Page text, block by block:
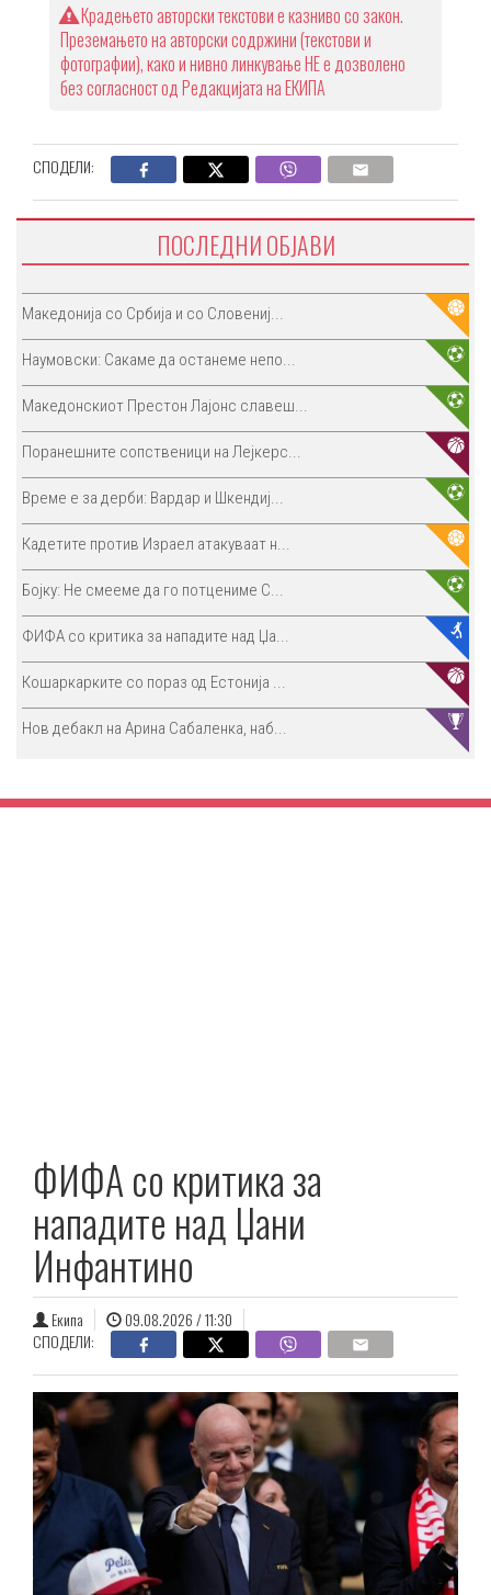
Крадењето авторски текстови е казниво со закон.
Преземањето на авторски содржини (текстови и
фотографии), како и нивно линкување НЕ е дозволено
без согласност од Редакцијата на ЕКИПА
СПОДЕЛИ:
ПОСЛЕДНИ ОБЈАВИ
Македонија со Србија и со Словениј...
Наумовски: Сакаме да останеме непо...
Македонскиот Престон Лајонс славеш...
Поранешните сопственици на Лејкерс...
Време е за дерби: Вардар и Шкендиј...
Кадетите против Израел атакуваат н...
Бојку: Не смееме да го потцениме С...
ФИФА со критика за нападите над Џа...
Кошаркарките со пораз од Естонија ...
Нов дебакл на Арина Сабаленка, наб...
ФИФА со критика за
нападите над Џани
Инфантино
Екипа
09.08.2026 / 11:30
СПОДЕЛИ: